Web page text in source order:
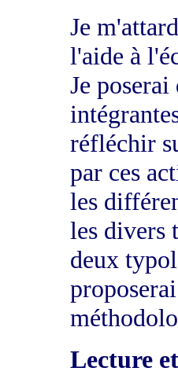
Je
l'aide à
Je
réfléchir
par ces
les
les divers
deux
Lecture